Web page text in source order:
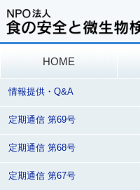
HOME
情報提供・Q&A
定期通信 第69号
定期通信 第68号
定期通信 第67号